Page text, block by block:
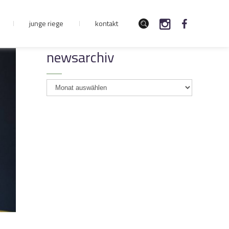
junge riege kontakt
newsarchiv
newsarchiv